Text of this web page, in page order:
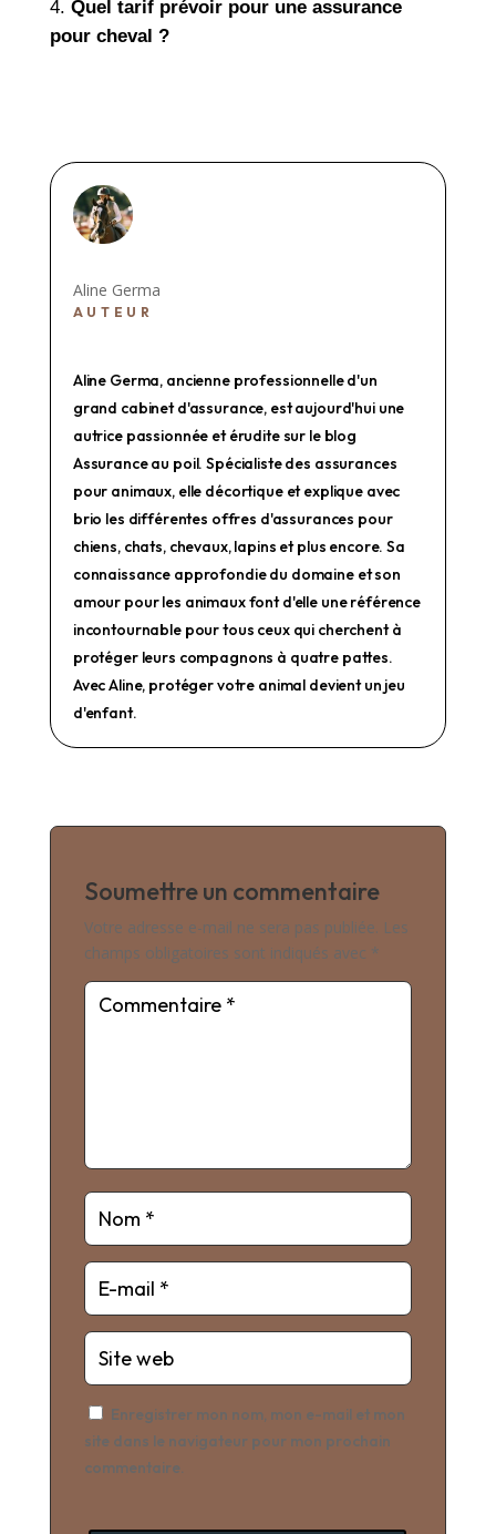
Quel tarif prévoir pour une assurance
pour cheval ?
Aline Germa
AUTEUR
Aline Germa, ancienne professionnelle d'un
grand cabinet d'assurance, est aujourd'hui une
autrice passionnée et érudite sur le blog
Assurance au poil. Spécialiste des assurances
pour animaux, elle décortique et explique avec
brio les différentes offres d'assurances pour
chiens, chats, chevaux, lapins et plus encore. Sa
connaissance approfondie du domaine et son
amour pour les animaux font d'elle une référence
incontournable pour tous ceux qui cherchent à
protéger leurs compagnons à quatre pattes.
Avec Aline, protéger votre animal devient un jeu
d'enfant.
Soumettre un commentaire
Votre adresse e-mail ne sera pas publiée. Les
champs obligatoires sont indiqués avec *
Enregistrer mon nom, mon e-mail et mon
site dans le navigateur pour mon prochain
commentaire.